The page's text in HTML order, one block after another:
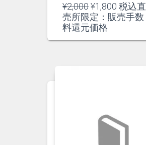
¥2,000元
の
価
¥1,800 現
在
税込直
売所限定：販売手数
料還元価格